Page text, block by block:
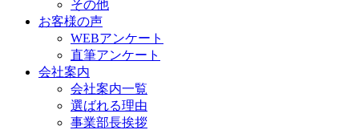
その他
お客様の声
WEBアンケート
直筆アンケート
会社案内
会社案内一覧
選ばれる理由
事業部長挨拶